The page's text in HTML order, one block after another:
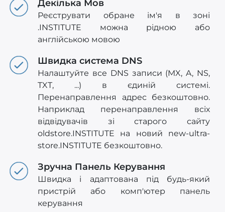
Декілька Мов
Реєструвати обране ім'я в зоні
.INSTITUTE можна рідною або
англійською мовою
Швидка система DNS
Налаштуйте все DNS записи (MX, A, NS,
TXT, ...) в єдиній системі.
Перенаправлення адрес безкоштовно.
Наприклад перенаправлення всіх
відвідувачів зі старого сайту
oldstore.INSTITUTE на новий new-ultra-
store.INSTITUTE безкоштовно.
Зручна Панель Керування
Швидка і адаптована під будь-який
пристрій або комп'ютер панель
керування